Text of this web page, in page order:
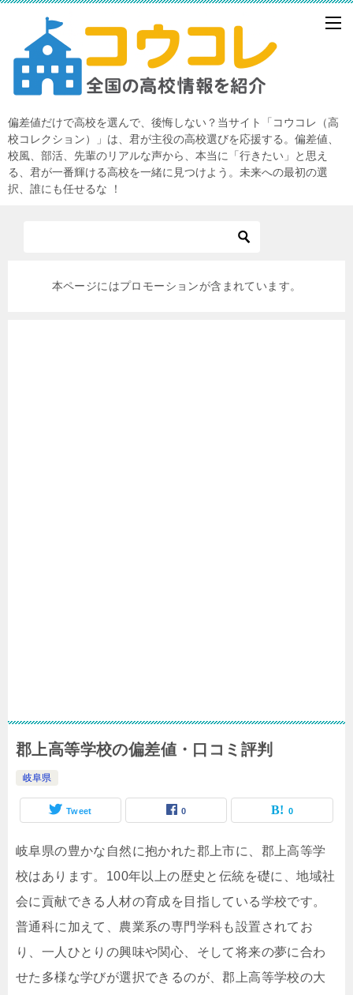
偏差値だけで高校を選んで、後悔しない？当サイト「コウコレ（高
校コレクション）」は、君が主役の高校選びを応援する。偏差値、
校風、部活、先輩のリアルな声から、本当に「行きたい」と思え
る、君が一番輝ける高校を一緒に見つけよう。未来への最初の選
択、誰にも任せるな ！
本ページにはプロモーションが含まれています。
郡上高等学校の偏差値・口コミ評判
岐阜県
Tweet 0 0
岐阜県の豊かな自然に抱かれた郡上市に、郡上高等学
校はあります。100年以上の歴史と伝統を礎に、地域社
会に貢献できる人材の育成を目指している学校です。
普通科に加えて、農業系の専門学科も設置されてお
り、一人ひとりの興味や関心、そして将来の夢に合わ
せた多様な学びが選択できるのが、郡上高等学校の大